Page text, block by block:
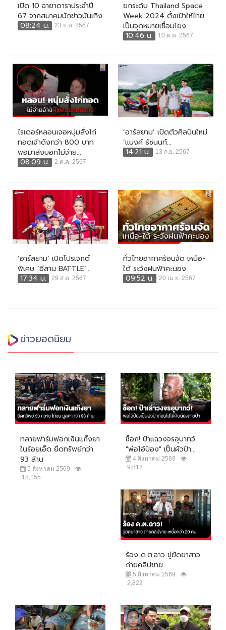
เปิด 10 ฉายาดาราประจำปี
67 จากสมาคมนักข่าวบันเทิง
08:24 น.
23 ธ.ค. 2567
ยกระดับ Thailand Space
Week 2024 ตั้งเป้าให้ไทย
เป็นจุดหมายเชื่อมโยง...
10:46 น.
10 ต.ค. 2567
ไรเดอร์หลอนเจอหนุ่มสั่งไก่
ทอดเจ้าดังกว่า 800 บาท
พอมาส่งบอกไม่จ่าย...
08:09 น.
2 ต.ค. 2567
‘อาร์สยาม’ เปิดตัวศิลปินใหม่
‘แบงค์ ธัชนนท์...
14:21 น.
13 ก.ย. 2567
‘อาร์สยาม’ เปิดโปรเจกต์
พิเศษ ‘อีสาน BATTLE’...
17:34 น.
29 ส.ค. 2567
ทั่วไทยอากาศร้อนจัด เหนือ-
ใต้ ระวังฝนฟ้าคะนอง
09:52 น.
20 เม.ย. 2567
ข่าวยอดนิยม
ทลายฟาร์มฟอกเงินแก๊งยา
ในร้อยเอ็ด ยึดทรัพย์กว่า
93 ล้าน
5 สิงหาคม 2569
18,155
ช็อก! ป้าแฉวงจรอุบาทว์
"พ่อไอ้ป๋อง" เป็นผัวป้า...
4 สิงหาคม 2569
9,818
ร้อง ด.ต.ฉาว ขู่ยัดยาสาว
ถ่ายคลิปขาย
5 สิงหาคม 2569
2,822